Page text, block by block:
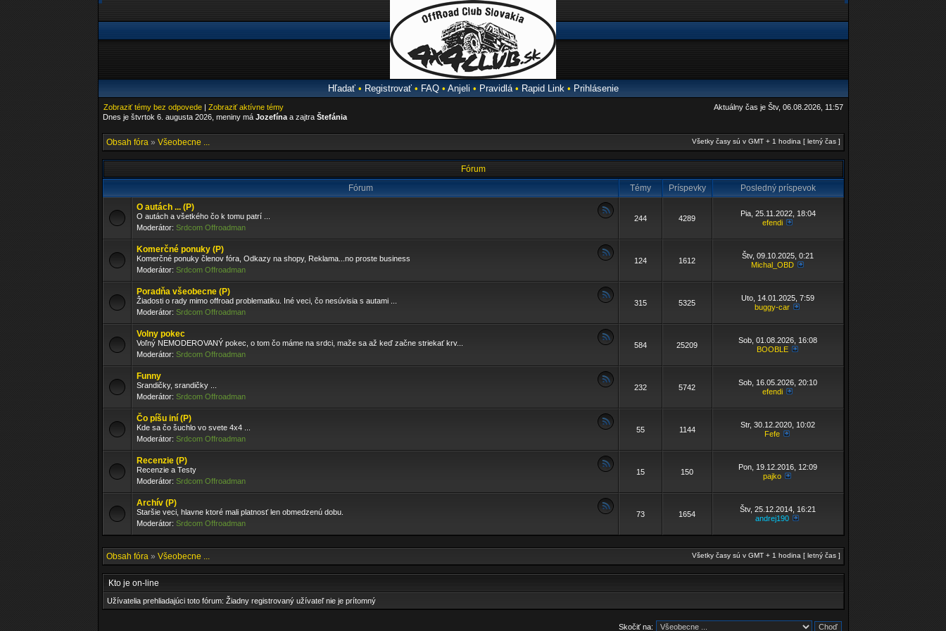
Hľadať• Registrovať• FAQ• Anjeli • Pravidlá• Rapid Link • Prihlásenie
Zobraziť témy bez odpovede| Zobraziť aktívne témy
Aktuálny čas je Štv, 06.08.2026, 11:57
Dnes je štvrtok 6. augusta 2026, meniny má Jozefínaa zajtra Štefánia
Obsah fóra» Všeobecne ... Všetky časy sú v GMT + 1 hodina [ letný čas ]
Fórum
Fórum
Témy Príspevky
Posledný príspevok
O autách ... (P)
O autách a všetkého čo k tomu patrí ...
Moderátor: Srdcom Offroadman
244 4289
Pia, 25.11.2022, 18:04
efendi
Komerčné ponuky (P)
Komerčné ponuky členov fóra, Odkazy na shopy, Reklama...no proste business
Moderátor: Srdcom Offroadman
124 1612
Štv, 09.10.2025, 0:21
Michal_OBD
Poradňa všeobecne (P)
Žiadosti o rady mimo offroad problematiku. Iné veci, čo nesúvisia s autami ...
Moderátor: Srdcom Offroadman
315 5325
Uto, 14.01.2025, 7:59
buggy-car
Volny pokec
Voľný NEMODEROVANÝ pokec, o tom čo máme na srdci, maže sa až keď začne striekať krv...
Moderátor: Srdcom Offroadman
584 25209
Sob, 01.08.2026, 16:08
BOOBLE
Funny
Srandičky, srandičky ...
Moderátor: Srdcom Offroadman
232 5742
Sob, 16.05.2026, 20:10
efendi
Čo píšu iní (P)
Kde sa čo šuchlo vo svete 4x4 ...
Moderátor: Srdcom Offroadman
55 1144
Str, 30.12.2020, 10:02
Fefe
Recenzie (P)
Recenzie a Testy
Moderátor: Srdcom Offroadman
15 150
Pon, 19.12.2016, 12:09
pajko
Archív (P)
Staršie veci, hlavne ktoré mali platnosť len obmedzenú dobu.
Moderátor: Srdcom Offroadman
73 1654
Štv, 25.12.2014, 16:21
andrej190
Obsah fóra» Všeobecne ... Všetky časy sú v GMT + 1 hodina [ letný čas ]
Kto je on-line
Užívatelia prehliadajúci toto fórum: Žiadny registrovaný užívateľ nie je prítomný
Skočiť na: